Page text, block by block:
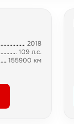
2018
109 л.с.
155900 км